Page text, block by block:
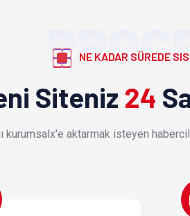
NE KADAR SÜREDE
Siteniz 24
kurumsalx'e aktarmak isteyen